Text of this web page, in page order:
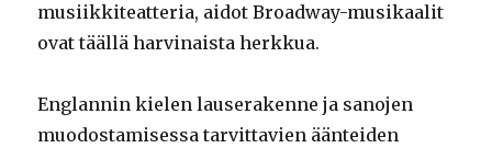
musiikkiteatteria, aidot Broadway-musikaalit
ovat täällä harvinaista herkkua.
Englannin kielen lauserakenne ja sanojen
muodostamisessa tarvittavien äänteiden